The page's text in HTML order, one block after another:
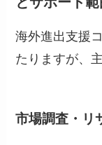
海外進出支援
たりますが、
市場調査・リ